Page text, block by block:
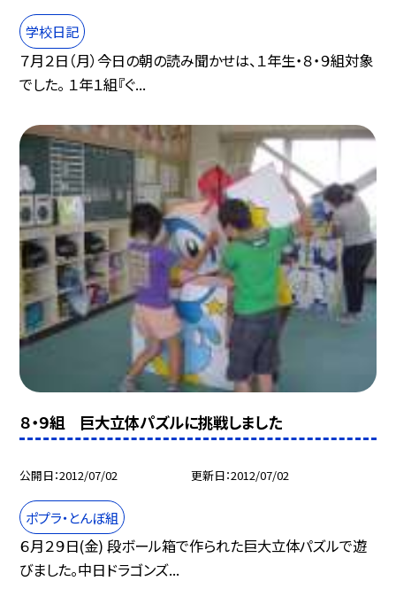
学校日記
７月２日（月）今日の朝の読み聞かせは、１年生・８・９組対象
でした。 １年１組『ぐ...
８・９組 巨大立体パズルに挑戦しました
公開日 2012/07/02 更新日 2012/07/02
ポプラ・とんぼ組
６月２９日(金) 段ボール箱で作られた巨大立体パズルで遊
びました。中日ドラゴンズ...